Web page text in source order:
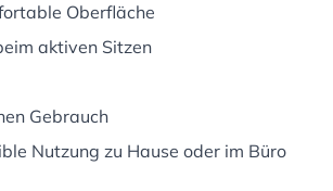
Oberfläche
aktiven Sitzen
Gebrauch
Nutzung zu Hause oder im Büro